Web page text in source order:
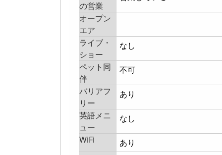
の営業
オープン
エア
ライブ・
ショー
なし
ペット同
伴
不可
バリアフ
リー
あり
英語メニ
ュー
なし
WiFi
あり